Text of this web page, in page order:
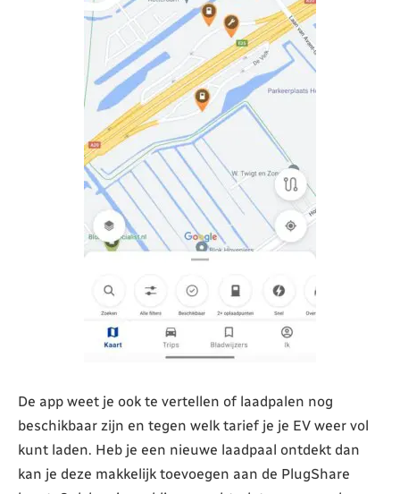
De app weet je ook te vertellen of laadpalen nog
beschikbaar zijn en tegen welk tarief je je EV weer vol
kunt laden. Heb je een nieuwe laadpaal ontdekt dan
kan je deze makkelijk toevoegen aan de PlugShare